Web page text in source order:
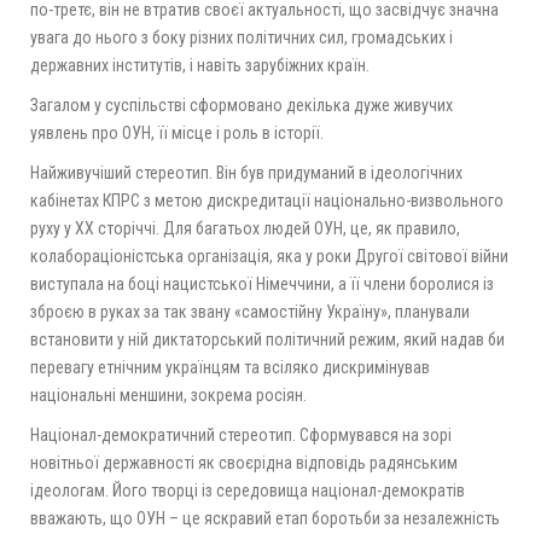
по-третє, він не втратив своєї актуальності, що засвідчує значна
увага до нього з боку різних політичних сил, громадських і
державних інститутів, і навіть зарубіжних країн.
Загалом у суспільстві сформовано декілька дуже живучих
уявлень про ОУН, її місце і роль в історії.
Найживучіший стереотип. Він був придуманий в ідеологічних
кабінетах КПРС з метою дискредитації національно-визвольного
руху у ХХ сторіччі. Для багатьох людей ОУН, це, як правило,
колабораціоністська організація, яка у роки Другої світової війни
виступала на боці нацистської Німеччини, а її члени боролися із
зброєю в руках за так звану «самостійну Україну», планували
встановити у ній диктаторський політичний режим, який надав би
перевагу етнічним українцям та всіляко дискримінував
національні меншини, зокрема росіян.
Націонал-демократичний стереотип. Сформувався на зорі
новітньої державності як своєрідна відповідь радянським
ідеологам. Його творці із середовища націонал-демократів
вважають, що ОУН – це яскравий етап боротьби за незалежність